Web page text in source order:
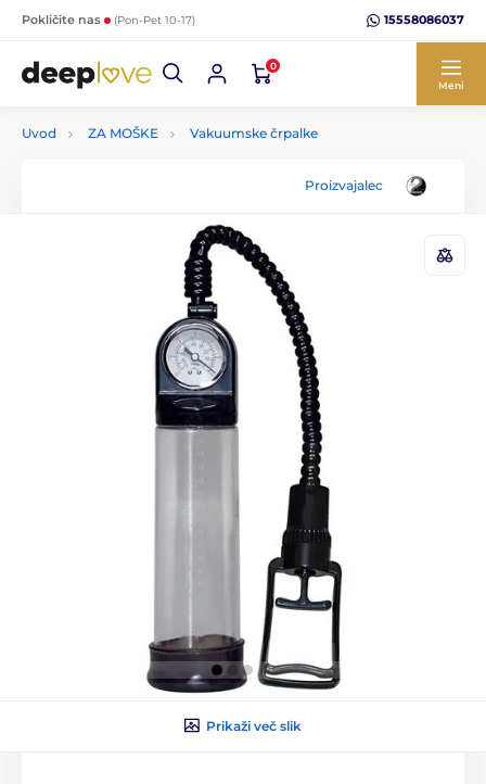
Pokličite nas (Pon-Pet 10-17) 15558086037
0
Meni
Uvod ZA MOŠKE Vakuumske črpalke
Proizvajalec
Prikaži več slik